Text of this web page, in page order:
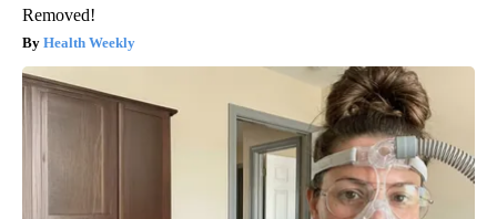
Removed!
Health Weekly